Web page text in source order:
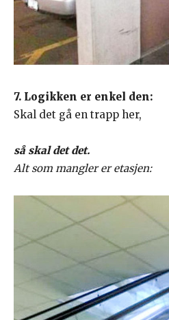
7. Logikken er enkel den:
Skal det gå en trapp her,
så skal det det.
Alt som mangler er etasjen: